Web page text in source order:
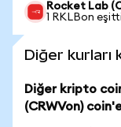
Rocket Lab
1 RKLBon
Diğer kurları
Diğer kripto
(CRWVon)